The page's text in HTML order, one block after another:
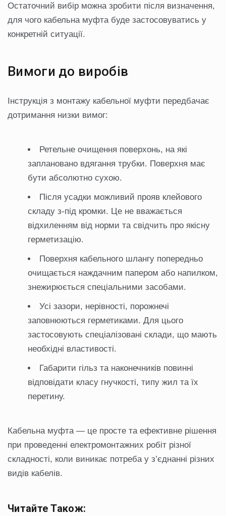
Остаточний вибір можна зробити після визначення,
для чого кабельна муфта буде застосовуватись у
конкретній ситуації.
Вимоги до виробів
Інструкція з монтажу кабельної муфти передбачає
дотримання низки вимог:
Ретельне очищення поверхонь, на які
заплановано вдягання трубки. Поверхня має
бути абсолютно сухою.
Після усадки можливий прояв клейового
складу з-під кромки. Це не вважається
відхиленням від норми та свідчить про якісну
герметизацію.
Поверхня кабельного шлангу попередньо
очищається наждачним папером або напилком,
знежирюється спеціальними засобами.
Усі зазори, нерівності, порожнечі
заповнюються герметиками. Для цього
застосовують спеціалізовані склади, що мають
необхідні властивості.
Габарити гільз та наконечників повинні
відповідати класу гнучкості, типу жил та їх
перетину.
Кабельна муфта — це просте та ефективне рішення
при проведенні електромонтажних робіт різної
складності, коли виникає потреба у з’єднанні різних
видів кабелів.
Читайте Також: